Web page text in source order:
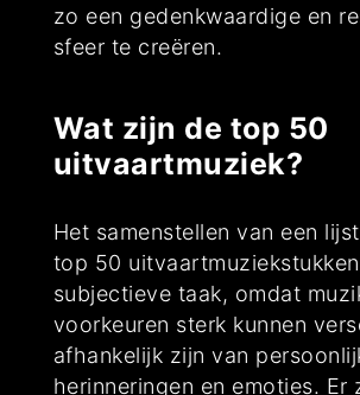
zo een gedenkwaardige en
sfeer te creëren.
Wat zijn de top 50
uitvaartmuziek?
Het samenstellen van een
top 50
subjectieve taak, omdat
voorkeuren sterk kunnen
afhankelijk zijn van
herinneringen en emoties. Er